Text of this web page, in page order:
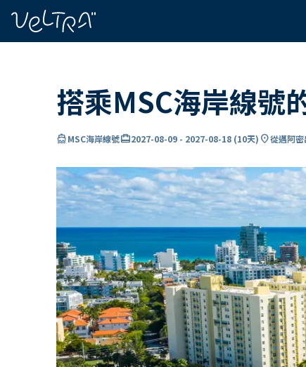
搭乘MSC海岸線號
directions_boatMSC海岸線號card_travel2027-08-09 - 2027-08-18 (10天) location_on從邁阿